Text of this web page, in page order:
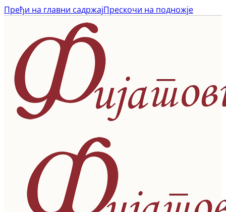
Пређи на главни садржајПрескочи на подножје